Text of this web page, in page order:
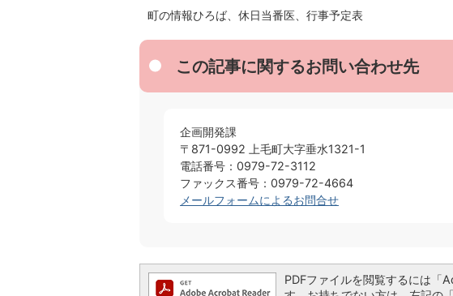
町の情報ひろば、休日当番医、行事予定表
この記事に関するお問い合わせ先
企画開発課
〒871-0992 上毛町大字垂水1321-1
電話番号：0979-72-3112
ファックス番号：0979-72-4664
メールフォームによるお問合せ
PDFファイルを閲覧するには